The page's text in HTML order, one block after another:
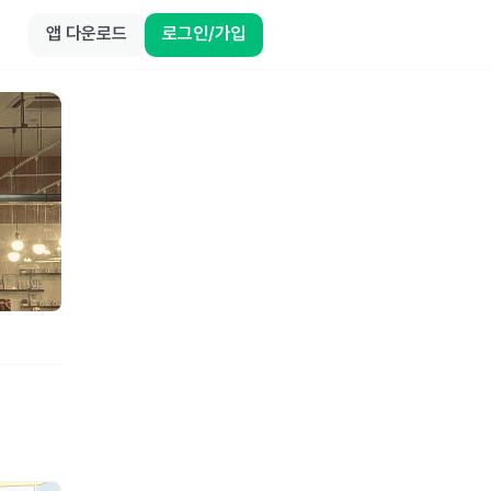
앱 다운로드 로그인/가입